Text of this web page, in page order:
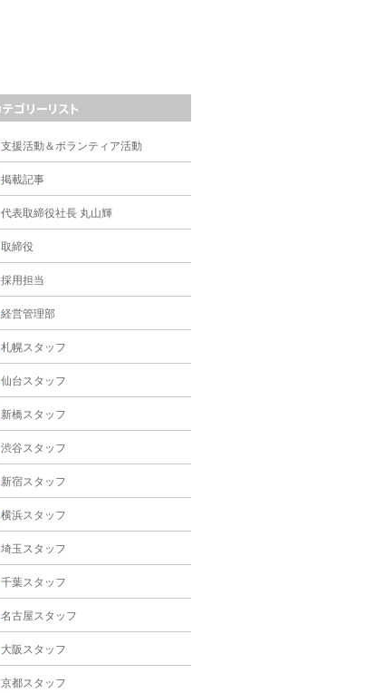
支援活動＆ボランティア活動
掲載記事
代表取締役社長 丸山輝
取締役
採用担当
経営管理部
札幌スタッフ
仙台スタッフ
新橋スタッフ
渋谷スタッフ
新宿スタッフ
横浜スタッフ
埼玉スタッフ
千葉スタッフ
名古屋スタッフ
大阪スタッフ
京都スタッフ